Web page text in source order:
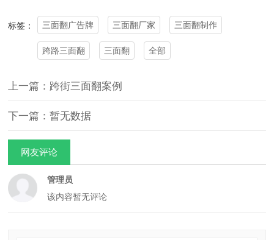
标签： 三面翻广告牌 三面翻厂家 三面翻制作
跨路三面翻 三面翻 全部
上一篇：跨街三面翻案例
下一篇：暂无数据
网友评论
管理员
该内容暂无评论